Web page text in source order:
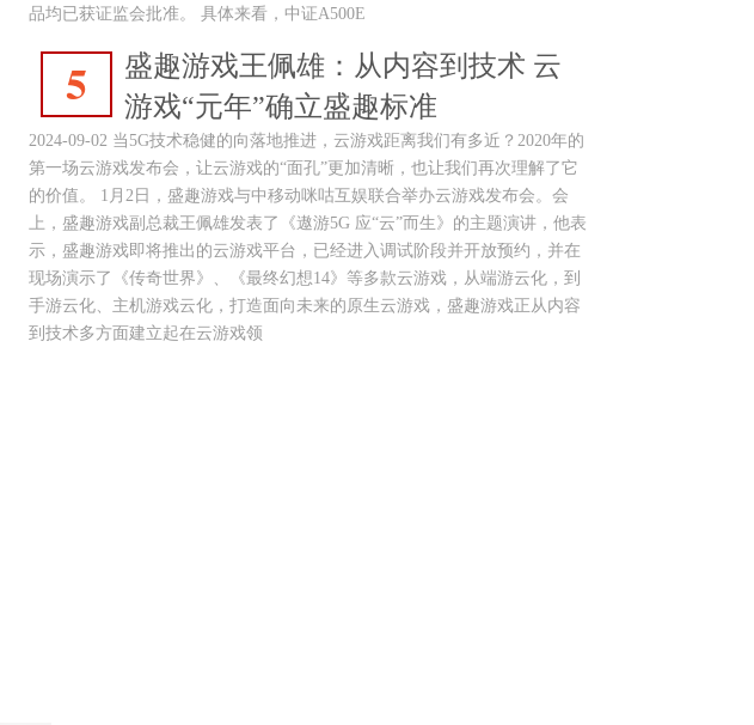
品均已获证监会批准。 具体来看，中证A500E
5
盛趣游戏王佩雄：从内容到技术 云
游戏“元年”确立盛趣标准
2024-09-02 当5G技术稳健的向落地推进，云游戏距离我们有多近？2020年的
第一场云游戏发布会，让云游戏的“面孔”更加清晰，也让我们再次理解了它
的价值。 1月2日，盛趣游戏与中移动咪咕互娱联合举办云游戏发布会。会
上，盛趣游戏副总裁王佩雄发表了《遨游5G 应“云”而生》的主题演讲，他表
示，盛趣游戏即将推出的云游戏平台，已经进入调试阶段并开放预约，并在
现场演示了《传奇世界》、《最终幻想14》等多款云游戏，从端游云化，到
手游云化、主机游戏云化，打造面向未来的原生云游戏，盛趣游戏正从内容
到技术多方面建立起在云游戏领